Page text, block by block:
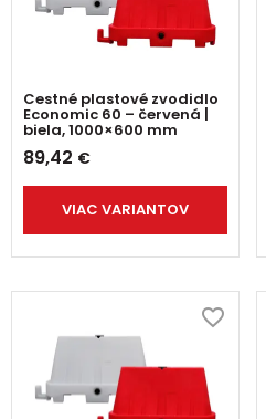
Cestné plastové zvodidlo
Economic 60 – červená |
biela, 1000×600 mm
89,42 €
VIAC VARIANTOV